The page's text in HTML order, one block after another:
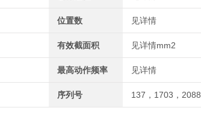
位置数 见详情
有效截面积 见详情mm2
最高动作频率 见详情
序列号 137，1703，2088